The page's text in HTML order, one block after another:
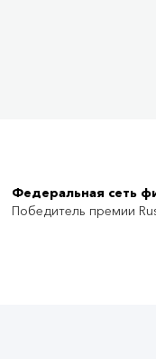
Федеральная сеть
Победитель премии